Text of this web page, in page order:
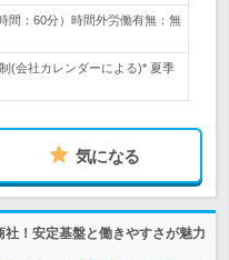
間：60分）時間外労働有無：無
(会社カレンダーによる)* 夏季
気になる
！安定基盤と働きやすさが魅力